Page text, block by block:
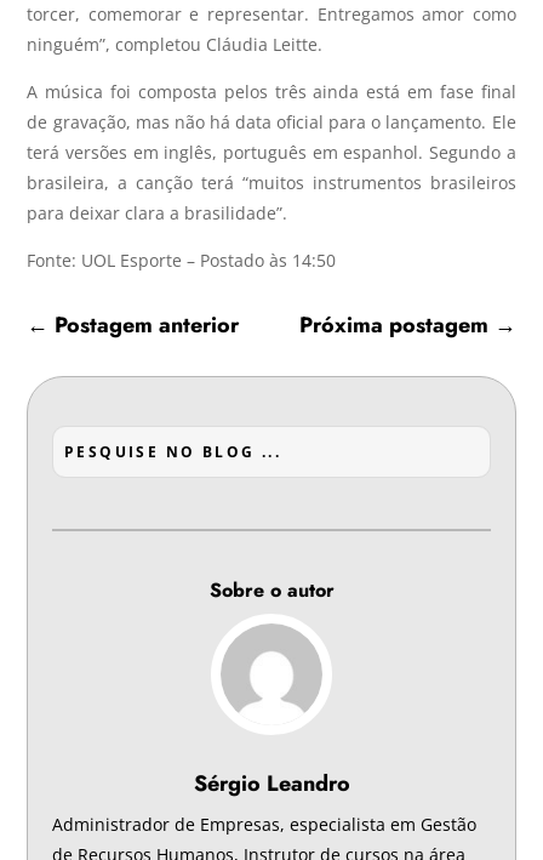
torcer, comemorar e representar. Entregamos amor como
ninguém”, completou Cláudia Leitte.
A música foi composta pelos três ainda está em fase final
de gravação, mas não há data oficial para o lançamento. Ele
terá versões em inglês, português em espanhol. Segundo a
brasileira, a canção terá “muitos instrumentos brasileiros
para deixar clara a brasilidade”.
Fonte: UOL Esporte – Postado às 14:50
← Postagem anterior Próxima postagem →
Sobre o autor
Sérgio Leandro
Administrador de Empresas, especialista em Gestão
de Recursos Humanos, Instrutor de cursos na área